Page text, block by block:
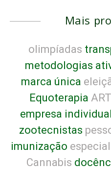
Mais
olimpíadas
metodologias
marca única
Equoterapia ART
empresa individual
zootecnistas
imunização
Cannabis